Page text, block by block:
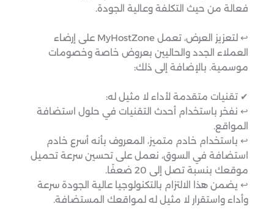
فعالة من حيث التكلفة وعالية الجودة.
↩︎ لتعزيز العرض، تعمل MyHostZone على إرضاء
العملاء الجدد والحاليين بعروض خاصة وخصومات
موسمية. بالإضافة إلى ذلك:
✔ تقنيات متقدمة لأداء لا مثيل له:
↩︎ نفخر باستخدام أحدث التقنيات في حلول استضافة
المواقع.
↩︎ باستخدام خادم متميز، المعروف بأنه أسرع خادم
استضافة في السوق، نعمل على تحسين سرعة تحميل
موقعك بنسبة تصل إلى 20 ضعفًا.
↩︎ يضمن هذا الالتزام بالتكنولوجيا عالية الجودة سرعة
وأداء واستقرار لا مثيل له لمواقعك المستضافة.